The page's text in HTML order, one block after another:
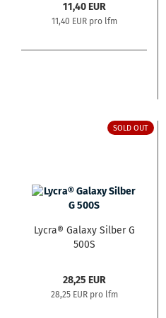
11,40 EUR
11,40 EUR pro lfm
SOLD OUT
Lycra® Galaxy Silber G
500S
28,25 EUR
28,25 EUR pro lfm